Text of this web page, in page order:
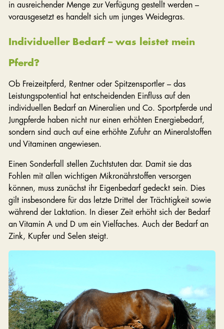
in ausreichender Menge zur Verfügung gestellt werden –
vorausgesetzt es handelt sich um junges Weidegras.
Individueller Bedarf – was leistet mein
Pferd?
Ob Freizeitpferd, Rentner oder Spitzensportler – das
Leistungspotential hat entscheidenden Einfluss auf den
individuellen Bedarf an Mineralien und Co. Sportpferde und
Jungpferde haben nicht nur einen erhöhten Energiebedarf,
sondern sind auch auf eine erhöhte Zufuhr an Mineralstoffen
und Vitaminen angewiesen.
Einen Sonderfall stellen Zuchtstuten dar. Damit sie das
Fohlen mit allen wichtigen Mikronährstoffen versorgen
können, muss zunächst ihr Eigenbedarf gedeckt sein. Dies
gilt insbesondere für das letzte Drittel der Trächtigkeit sowie
während der Laktation. In dieser Zeit erhöht sich der Bedarf
an Vitamin A und D um ein Vielfaches. Auch der Bedarf an
Zink, Kupfer und Selen steigt.